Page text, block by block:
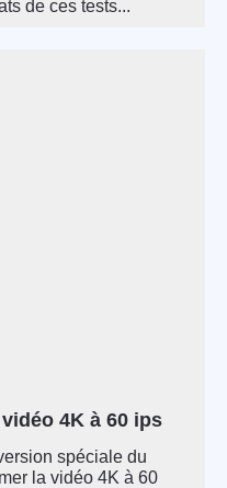
de ces tests...
4K à 60 ips
spéciale du
la vidéo 4K à 60